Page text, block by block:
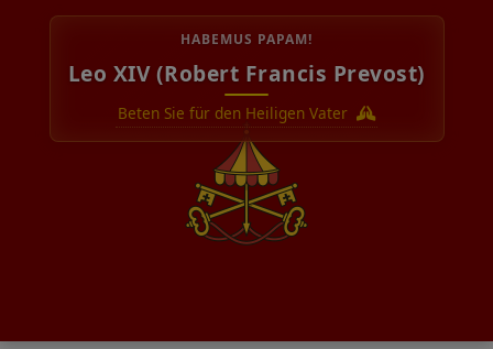
HABEMUS PAPAM!
Leo XIV (Robert Francis Prevost)
Beten Sie für den Heiligen Vater